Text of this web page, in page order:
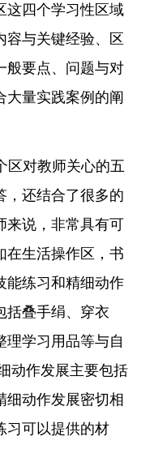
这四个学习性区域
容与关键经验、区
般要点、问题与对
大量实践案例的阐
区对教师关心的五
，还结合了很多的
来说，非常具有可
在生活操作区，书
能练习和精细动作
括叠手绢、穿衣
理学习用品等与自
动作发展主要包括
细动作发展密切相
习可以提供的材